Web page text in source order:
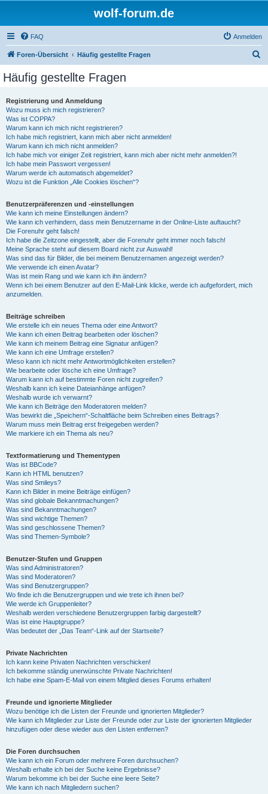
wolf-forum.de
FAQ Anmelden
Foren-Übersicht Häufig gestellte Fragen
Häufig gestellte Fragen
Registrierung und Anmeldung
Wozu muss ich mich registrieren?
Was ist COPPA?
Warum kann ich mich nicht registrieren?
Ich habe mich registriert, kann mich aber nicht anmelden!
Warum kann ich mich nicht anmelden?
Ich habe mich vor einiger Zeit registriert, kann mich aber nicht mehr anmelden?!
Ich habe mein Passwort vergessen!
Warum werde ich automatisch abgemeldet?
Wozu ist die Funktion „Alle Cookies löschen“?
Benutzerpräferenzen und -einstellungen
Wie kann ich meine Einstellungen ändern?
Wie kann ich verhindern, dass mein Benutzername in der Online-Liste auftaucht?
Die Forenuhr geht falsch!
Ich habe die Zeitzone eingestellt, aber die Forenuhr geht immer noch falsch!
Meine Sprache steht auf diesem Board nicht zur Auswahl!
Was sind das für Bilder, die bei meinem Benutzernamen angezeigt werden?
Wie verwende ich einen Avatar?
Was ist mein Rang und wie kann ich ihn ändern?
Wenn ich bei einem Benutzer auf den E-Mail-Link klicke, werde ich aufgefordert, mich
anzumelden.
Beiträge schreiben
Wie erstelle ich ein neues Thema oder eine Antwort?
Wie kann ich einen Beitrag bearbeiten oder löschen?
Wie kann ich meinem Beitrag eine Signatur anfügen?
Wie kann ich eine Umfrage erstellen?
Wieso kann ich nicht mehr Antwortmöglichkeiten erstellen?
Wie bearbeite oder lösche ich eine Umfrage?
Warum kann ich auf bestimmte Foren nicht zugreifen?
Weshalb kann ich keine Dateianhänge anfügen?
Weshalb wurde ich verwarnt?
Wie kann ich Beiträge den Moderatoren melden?
Was bewirkt die „Speichern“-Schaltfläche beim Schreiben eines Beitrags?
Warum muss mein Beitrag erst freigegeben werden?
Wie markiere ich ein Thema als neu?
Textformatierung und Thementypen
Was ist BBCode?
Kann ich HTML benutzen?
Was sind Smileys?
Kann ich Bilder in meine Beiträge einfügen?
Was sind globale Bekanntmachungen?
Was sind Bekanntmachungen?
Was sind wichtige Themen?
Was sind geschlossene Themen?
Was sind Themen-Symbole?
Benutzer-Stufen und Gruppen
Was sind Administratoren?
Was sind Moderatoren?
Was sind Benutzergruppen?
Wo finde ich die Benutzergruppen und wie trete ich ihnen bei?
Wie werde ich Gruppenleiter?
Weshalb werden verschiedene Benutzergruppen farbig dargestellt?
Was ist eine Hauptgruppe?
Was bedeutet der „Das Team“-Link auf der Startseite?
Private Nachrichten
Ich kann keine Privaten Nachrichten verschicken!
Ich bekomme ständig unerwünschte Private Nachrichten!
Ich habe eine Spam-E-Mail von einem Mitglied dieses Forums erhalten!
Freunde und ignorierte Mitglieder
Wozu benötige ich die Listen der Freunde und ignorierten Mitglieder?
Wie kann ich Mitglieder zur Liste der Freunde oder zur Liste der ignorierten Mitglieder
hinzufügen oder diese wieder aus den Listen entfernen?
Die Foren durchsuchen
Wie kann ich ein Forum oder mehrere Foren durchsuchen?
Weshalb erhalte ich bei der Suche keine Ergebnisse?
Warum bekomme ich bei der Suche eine leere Seite?
Wie kann ich nach Mitgliedern suchen?